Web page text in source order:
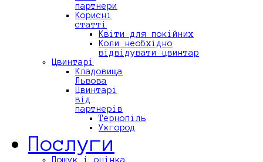
партнери
Корисні
статті
Квіти для покійних
Коли необхідно
відвідувати цвинтар
Цвинтарі
Кладовища
Львова
Цвинтарі
від
партнерів
Тернопіль
Ужгород
Послуги
Пошук і оцінка